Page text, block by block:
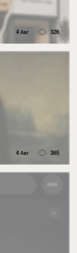
4 Авг 326
4 Авг 365